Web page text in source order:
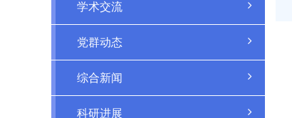
学术交流
党群动态
综合新闻
科研进展